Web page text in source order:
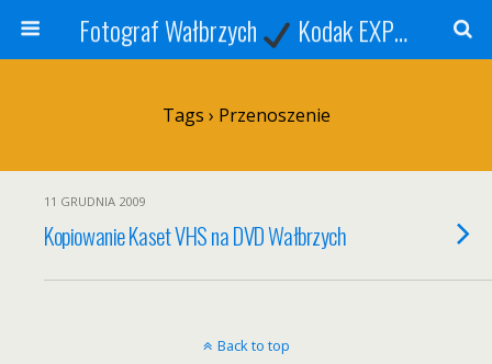
Fotograf Wałbrzych Kodak EXPRESS
Tags › Przenoszenie
11 GRUDNIA 2009
Kopiowanie Kaset VHS na DVD Wałbrzych
Back to top